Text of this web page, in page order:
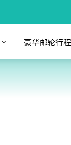
豪华邮轮行程